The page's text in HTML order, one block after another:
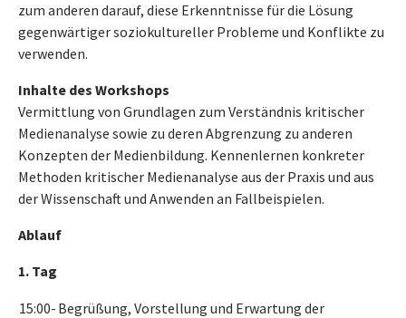
zum anderen darauf, diese Erkenntnisse für die Lösung
gegenwärtiger soziokultureller Probleme und Konflikte zu
verwenden.
Inhalte des Workshops
Vermittlung von Grundlagen zum Verständnis kritischer
Medienanalyse sowie zu deren Abgrenzung zu anderen
Konzepten der Medienbildung. Kennenlernen konkreter
Methoden kritischer Medienanalyse aus der Praxis und aus
der Wissenschaft und Anwenden an Fallbeispielen.
Ablauf
1. Tag
15:00- Begrüßung, Vorstellung und Erwartung der